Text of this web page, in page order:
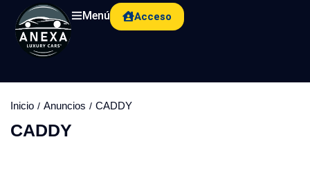
Menú Acceso
Inicio Anuncios CADDY
CADDY